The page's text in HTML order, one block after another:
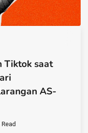
Tiktok saat
AS-